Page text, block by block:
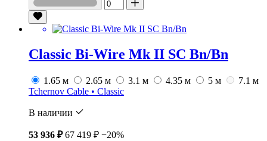
Classic Bi-Wire Mk II SC Bn/Bn
1.65 м 2.65 м 3.1 м 4.35 м 5 м
7.1 м
Tchernov Cable • Classic
В наличии
53 936 ₽ 67 419 ₽ −20%